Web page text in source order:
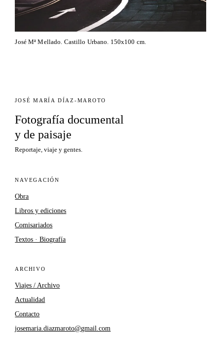
José Mª Mellado. Castillo Urbano. 150x100 cm.
JOSÉ MARÍA DÍAZ-MAROTO
Fotografía documental
y de paisaje
Reportaje, viaje y gentes.
NAVEGACIÓN
Obra
Libros y ediciones
Comisariados
Textos · Biografía
ARCHIVO
Viajes / Archivo
Actualidad
Contacto
josemaria.diazmaroto@gmail.com